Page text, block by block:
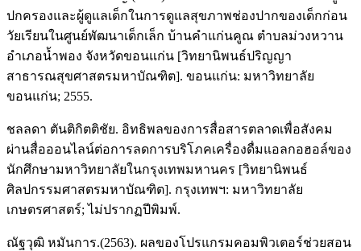
ปกครองและผู้ดูแลเด็กในการดูแลสุขภาพช่องปากของเด็กก่อน
วัยเรียนในศูนย์พัฒนาเด็กเล็ก บ้านคำแก่นคูณ ตำบลม่วงหวาน
อำเภอน้ำพอง จังหวัดขอนแก่น [วิทยานิพนธ์ปริญญา
สาธารณสุขศาสตรมหาบัณฑิต]. ขอนแก่น: มหาวิทยาลัย
ขอนแก่น; 2555.
ชลลดา ตันติกิตติชัย. อิทธิพลของการสื่อสารตลาดเพื่อสังคม
ผ่านสื่อออนไลน์ต่อการลดการบริโภคเครื่องดื่มแอลกอฮอล์ของ
นักศึกษามหาวิทยาลัยในกรุงเทพมหานคร [วิทยานิพนธ์
ศิลปกรรมศาสตรมหาบัณฑิต]. กรุงเทพฯ: มหาวิทยาลัย
เกษตรศาสตร์; ไม่ปรากฏปีพิมพ์.
ณัฐวุฒิ หมันการ.(2563). ผลของโปรแกรมคอมพิวเตอร์ช่วยสอน